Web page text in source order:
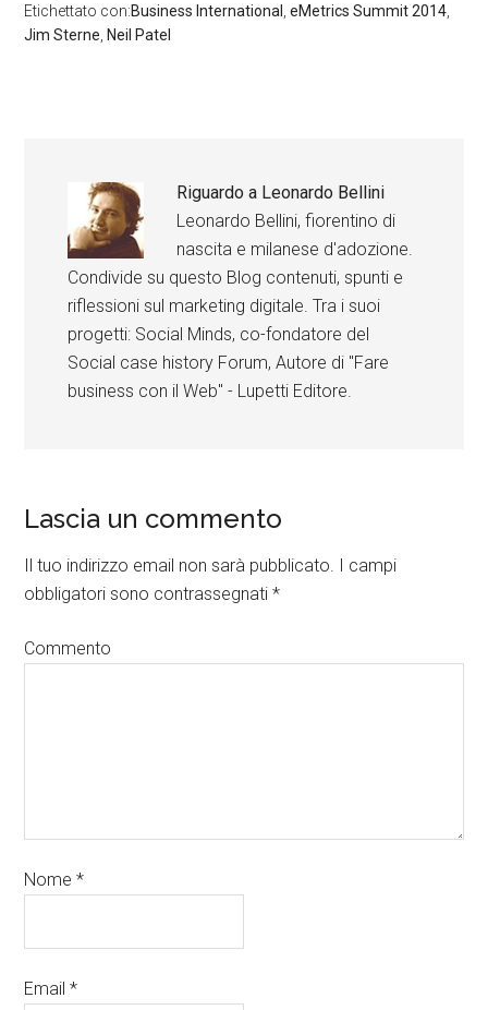
Etichettato con:Business International ,eMetrics Summit 2014
Jim Sterne Neil Patel
Riguardo a Leonardo Bellini
Leonardo Bellini, fiorentino di
nascita e milanese d'adozione.
Condivide su questo Blog contenuti, spunti e
riflessioni sul marketing digitale. Tra i suoi
progetti: Social Minds, co-fondatore del
Social case history Forum, Autore di "Fare
business con il Web" - Lupetti Editore.
Lascia un commento
Il tuo indirizzo email non sarà pubblicato. I campi
obbligatori sono contrassegnati*
Commento
Nome*
Email*